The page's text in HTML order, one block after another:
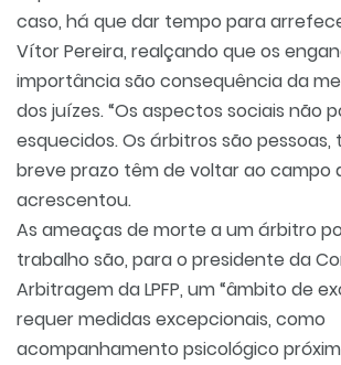
caso, há que dar tempo para
Vítor Pereira, realçando que os
importância são consequência da
dos juízes. “Os aspectos sociais não
esquecidos. Os árbitros são
breve prazo têm de voltar ao campo
acrescentou.
As ameaças de morte a um árbitro
trabalho são, para o presidente da
Arbitragem da LPFP, um “âmbito de
requer medidas excepcionais, como
acompanhamento psicológico